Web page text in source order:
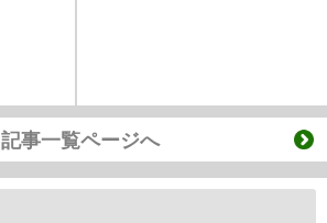
記事一覧ページへ